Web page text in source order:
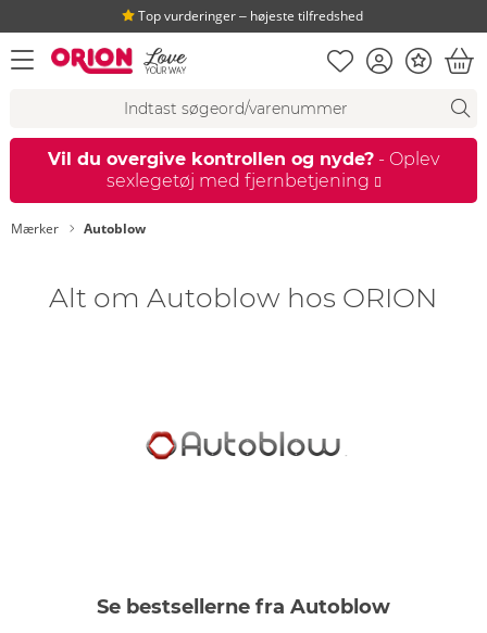
Top vurderinger ‒ højeste tilfredshed
åbn menu Huskeseddel
Kundekonto
Bonus
Vil du overgive kontrollen og nyde? - Oplev
sexlegetøj med fjernbetjening
Mærker Autoblow
Alt om Autoblow hos ORION
Se bestsellerne fra Autoblow